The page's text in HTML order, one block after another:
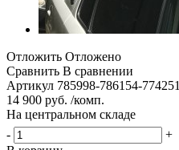
Отложить Отложено
Сравнить В сравнении
Артикул 785998-786154-774251
14 900 руб. /комп.
На центральном складе
-
+